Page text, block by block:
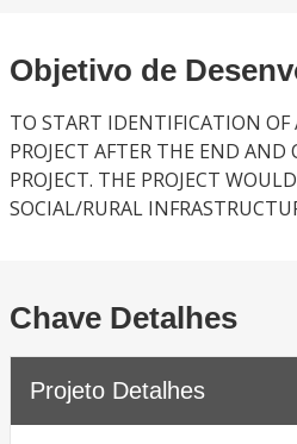
Objetivo de
TO START IDENTIFICATION OF
PROJECT AFTER THE END
PROJECT. THE PROJECT
SOCIAL/RURAL
Chave Detalhes
Projeto Detalhes